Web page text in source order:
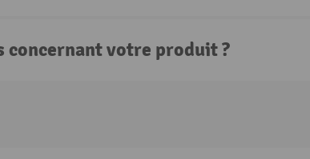
concernant votre produit ?